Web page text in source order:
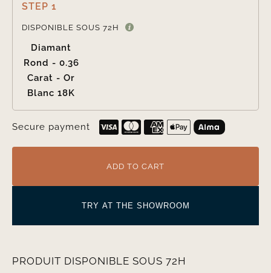
STEP 1
DISPONIBLE SOUS 72H
Diamant
Rond - 0.36
Carat - Or
Blanc 18K
Secure payment
ADD TO CART
TRY AT THE SHOWROOM
PRODUIT DISPONIBLE SOUS 72H